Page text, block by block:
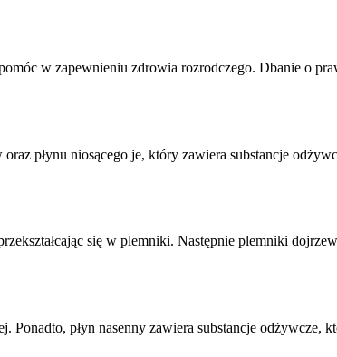
w zapewnieniu zdrowia rozrodczego. Dbanie o
płynu niosącego je, który zawiera substancje
się w plemniki. Następnie plemniki
płyn nasenny zawiera substancje odżywcze,